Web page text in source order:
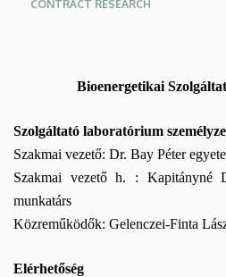
CONTRACT RESEARCH
Bioenergetikai
Szolgáltató laboratórium
Szakmai vezető: Dr. Bay Péter
Szakmai vezető h. : Kapitányné
munkatárs
Közreműködők: Gelenczei-Finta
Elérhetőség